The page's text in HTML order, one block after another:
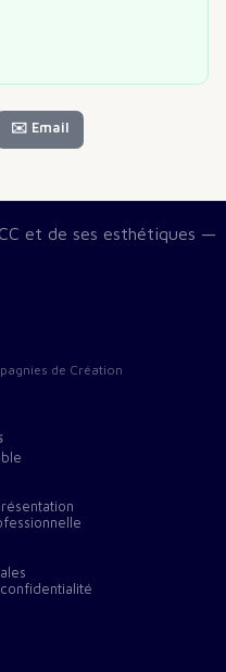
✉️ Email
et de ses esthétiques —
de Création